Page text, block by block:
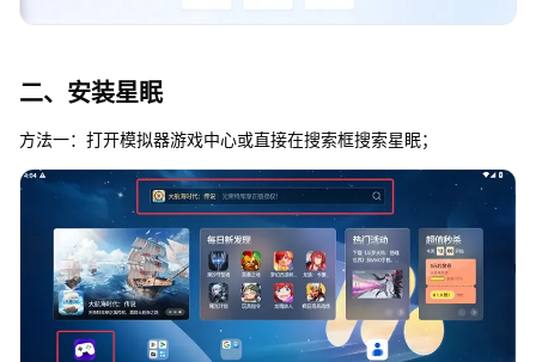
二、安装星眠
方法一：打开模拟器游戏中心或直接在搜索框搜索星眠；